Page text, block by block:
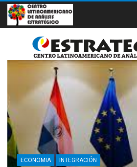
ECONOMIA INTEGRACIÓN